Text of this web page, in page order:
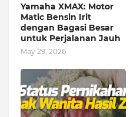
Yamaha XMAX: Motor
Matic Bensin Irit
dengan Bagasi Besar
untuk Perjalanan Jauh
May 29, 2026